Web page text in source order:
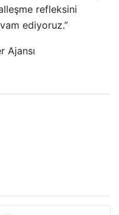
refleksini
ediyoruz.”
Ajansı